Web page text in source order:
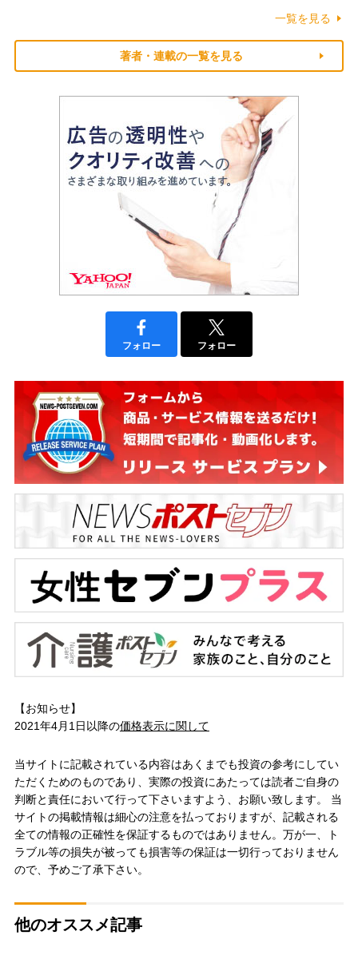
一覧を見る
著者・連載の一覧を見る
フォロー フォロー
【お知らせ】
2021年4月1日以降の価格表示に関して
当サイトに記載されている内容はあくまでも投資の参考にしてい
ただくためのものであり、実際の投資にあたっては読者ご自身の
判断と責任において行って下さいますよう、お願い致します。 当
サイトの掲載情報は細心の注意を払っておりますが、記載される
全ての情報の正確性を保証するものではありません。万が一、ト
ラブル等の損失が被っても損害等の保証は一切行っておりません
ので、予めご了承下さい。
他のオススメ記事